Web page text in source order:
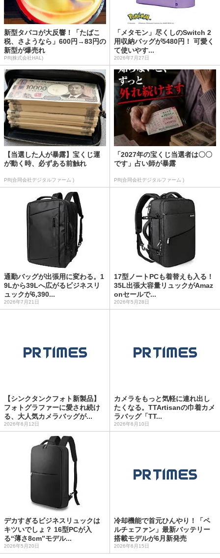
新型タバコが大反響！「たばこ
税、さようなら」600円→83円の
新型が爆売れ
PR(株式会社HAL)
「メタモン」尽くしのSwitch 2
用収納バッグが5480円！ 可愛く
て使いやす...
2026年7月27日
【当選した人が暴露】宝くじ運
が動く時、必ずある前触れ
PR(合同会社デジタルファーム )
「2027年の宝くじ当選者は〇〇
です」占い師が暴露
PR(合同会社デジタルファーム )
通勤バッグが出張用に変わる。1
9Lから39Lへ広がるビジネスリ
ュックが6,390...
2026年7月21日
17型ノートPCも着替えも入る！
35L出張大容量リュックがAmaz
onセールで...
2026年5月28日
【シンクタンクフォト新製品】
フォトグラファーに愛され続け
る、大人気カメラバッグが...
2026年6月12日
カメラをもっと気軽に連れ出し
たくなる。TTArtisanの巾着カメ
ラバッグ「TT...
2026年6月10日
デカすぎるビジネスリュックは
キツいでしょ？ 16型PCが入
る“薄さ8cm”モデル...
2026年5月20日
冷却機能で首元ひんやり！「ペ
ルチェファン」最新バッテリー
搭載モデルが6月新発売
2026年6月15日